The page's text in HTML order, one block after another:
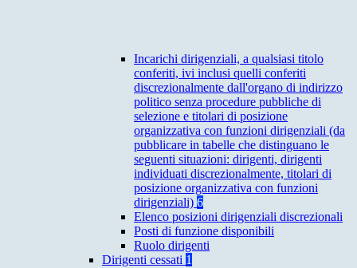
Incarichi dirigenziali, a qualsiasi titolo
conferiti, ivi inclusi quelli conferiti
discrezionalmente dall'organo di indirizzo
politico senza procedure pubbliche di
selezione e titolari di posizione
organizzativa con funzioni dirigenziali (da
pubblicare in tabelle che distinguano le
seguenti situazioni: dirigenti, dirigenti
individuati discrezionalmente, titolari di
posizione organizzativa con funzioni
dirigenziali) 6
Elenco posizioni dirigenziali discrezionali
Posti di funzione disponibili
Ruolo dirigenti
Dirigenti cessati 1